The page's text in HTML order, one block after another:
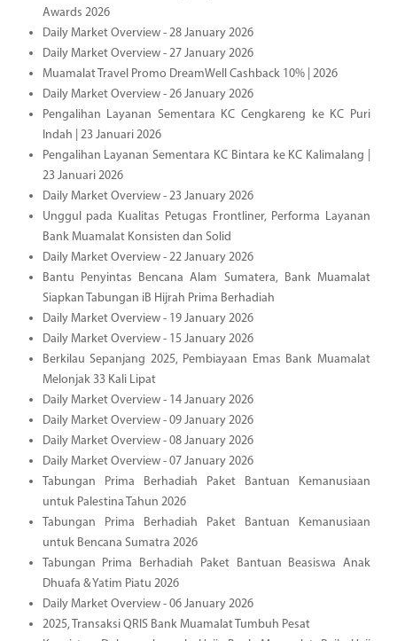
Awards 2026
Daily Market Overview - 28 January 2026
Daily Market Overview - 27 January 2026
Muamalat Travel Promo DreamWell Cashback 10% | 2026
Daily Market Overview - 26 January 2026
Pengalihan Layanan Sementara KC Cengkareng ke KC Puri
Indah | 23 Januari 2026
Pengalihan Layanan Sementara KC Bintara ke KC Kalimalang |
23 Januari 2026
Daily Market Overview - 23 January 2026
Unggul pada Kualitas Petugas Frontliner, Performa Layanan
Bank Muamalat Konsisten dan Solid
Daily Market Overview - 22 January 2026
Bantu Penyintas Bencana Alam Sumatera, Bank Muamalat
Siapkan Tabungan iB Hijrah Prima Berhadiah
Daily Market Overview - 19 January 2026
Daily Market Overview - 15 January 2026
Berkilau Sepanjang 2025, Pembiayaan Emas Bank Muamalat
Melonjak 33 Kali Lipat
Daily Market Overview - 14 January 2026
Daily Market Overview - 09 January 2026
Daily Market Overview - 08 January 2026
Daily Market Overview - 07 January 2026
Tabungan Prima Berhadiah Paket Bantuan Kemanusiaan
untuk Palestina Tahun 2026
Tabungan Prima Berhadiah Paket Bantuan Kemanusiaan
untuk Bencana Sumatra 2026
Tabungan Prima Berhadiah Paket Bantuan Beasiswa Anak
Dhuafa & Yatim Piatu 2026
Daily Market Overview - 06 January 2026
2025, Transaksi QRIS Bank Muamalat Tumbuh Pesat